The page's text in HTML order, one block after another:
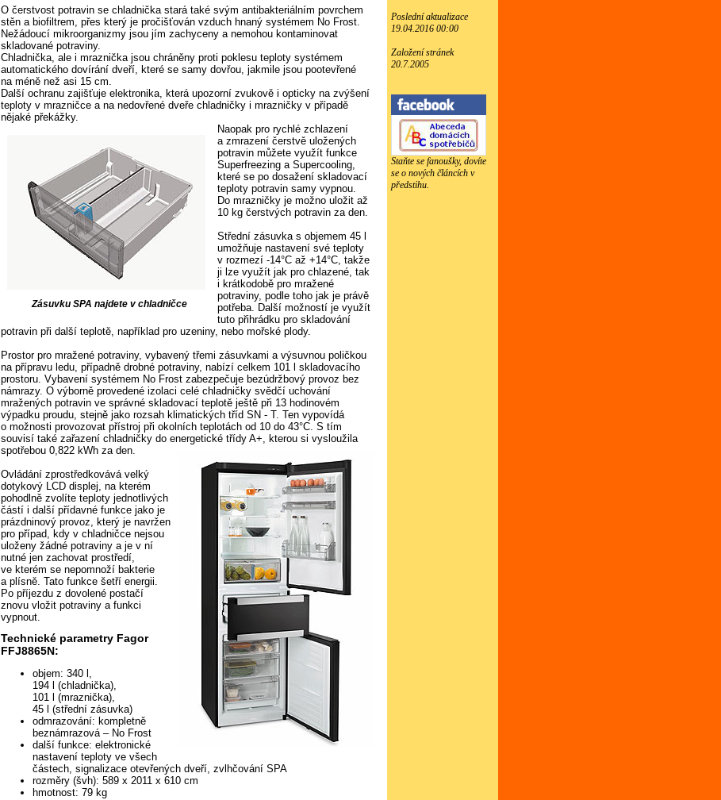
O čerstvost potravin se chladnička stará také svým antibakteriálním povrchem
stěn a biofiltrem, přes který je pročišťován vzduch hnaný systémem No Frost.
Nežádoucí mikroorganizmy jsou jím zachyceny a nemohou kontaminovat
skladované potraviny.
Chladnička, ale i mraznička jsou chráněny proti poklesu teploty systémem
automatického dovírání dveří, které se samy dovřou, jakmile jsou pootevřené
na méně než asi 15 cm.
Další ochranu zajišťuje elektronika, která upozorní zvukově i opticky na zvýšení
teploty v mrazničce a na nedovřené dveře chladničky i mrazničky v případě
nějaké překážky.
Zásuvku SPA najdete v chladničce
Naopak pro rychlé zchlazení
a zmrazení čerstvě uložených
potravin můžete využít funkce
Superfreezing a Supercooling,
které se po dosažení skladovací
teploty potravin samy vypnou.
Do mrazničky je možno uložit až
10 kg čerstvých potravin za den.
Střední zásuvka s objemem 45 l
umožňuje nastavení své teploty
v rozmezí -14°C až +14°C, takže
ji lze využít jak pro chlazené, tak
i krátkodobě pro mražené
potraviny, podle toho jak je právě
potřeba. Další možností je využít
tuto přihrádku pro skladování
potravin při další teplotě, například pro uzeniny, nebo mořské plody.
Prostor pro mražené potraviny, vybavený třemi zásuvkami a výsuvnou poličkou
na přípravu ledu, případně drobné potraviny, nabízí celkem 101 l skladovacího
prostoru. Vybavení systémem No Frost zabezpečuje bezúdržbový provoz bez
námrazy. O výborně provedené izolaci celé chladničky svědčí uchování
mražených potravin ve správné skladovací teplotě ještě při 13 hodinovém
výpadku proudu, stejně jako rozsah klimatických tříd SN - T. Ten vypovídá
o možnosti provozovat přístroj při okolních teplotách od 10 do 43°C. S tím
souvisí také zařazení chladničky do energetické třídy A+, kterou si vysloužila
spotřebou 0,822 kWh za den.
Ovládání zprostředkovává velký
dotykový LCD displej, na kterém
pohodlně zvolíte teploty jednotlivých
částí i další přídavné funkce jako je
prázdninový provoz, který je navržen
pro případ, kdy v chladničce nejsou
uloženy žádné potraviny a je v ní
nutné jen zachovat prostředí,
ve kterém se nepomnoží bakterie
a plísně. Tato funkce šetří energii.
Po příjezdu z dovolené postačí
znovu vložit potraviny a funkci
vypnout.
Technické parametry Fagor
FFJ8865N:
objem: 340 l,
194 l (chladnička),
101 l (mraznička),
45 l (střední zásuvka)
odmrazování: kompletně
beznámrazová – No Frost
další funkce: elektronické
nastavení teploty ve všech
částech, signalizace otevřených dveří, zvlhčování SPA
rozměry (švh): 589 x 2011 x 610 cm
hmotnost: 79 kg
Poslední aktualizace
19.04.2016 00:00
Založení stránek
20.7.2005
Staňte se fanoušky, dovíte
se o nových článcích v
předstihu.